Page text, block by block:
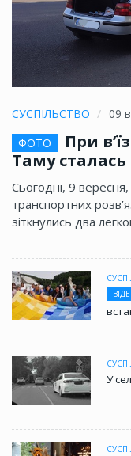
СУСПІЛЬСТВО
09
ФОТО
При
Таму
Сьогодні, 9
транспортних
зіткнулись два
У